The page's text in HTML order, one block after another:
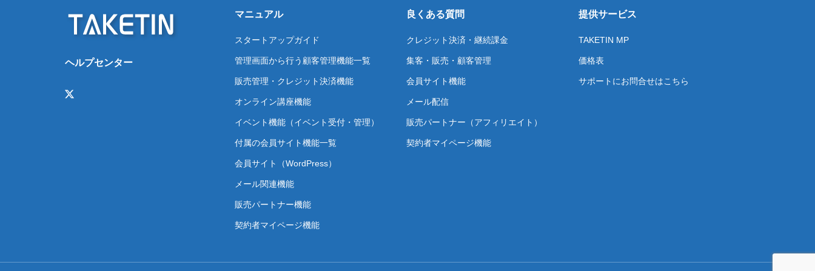
マニュアル
スタートアップガイド
管理画面から行う顧客管理機能一覧
販売管理・クレジット決済機能
オンライン講座機能
イベント機能（イベント受付・管理）
付属の会員サイト機能一覧
会員サイト（WordPress）
メール関連機能
販売パートナー機能
契約者マイページ機能
良くある質問
クレジット決済・継続課金
集客・販売・顧客管理
会員サイト機能
メール配信
販売パートナー（アフィリエイト）
契約者マイページ機能
提供サービス
TAKETIN MP
価格表
サポートにお問合せはこちら
ヘルプセンター